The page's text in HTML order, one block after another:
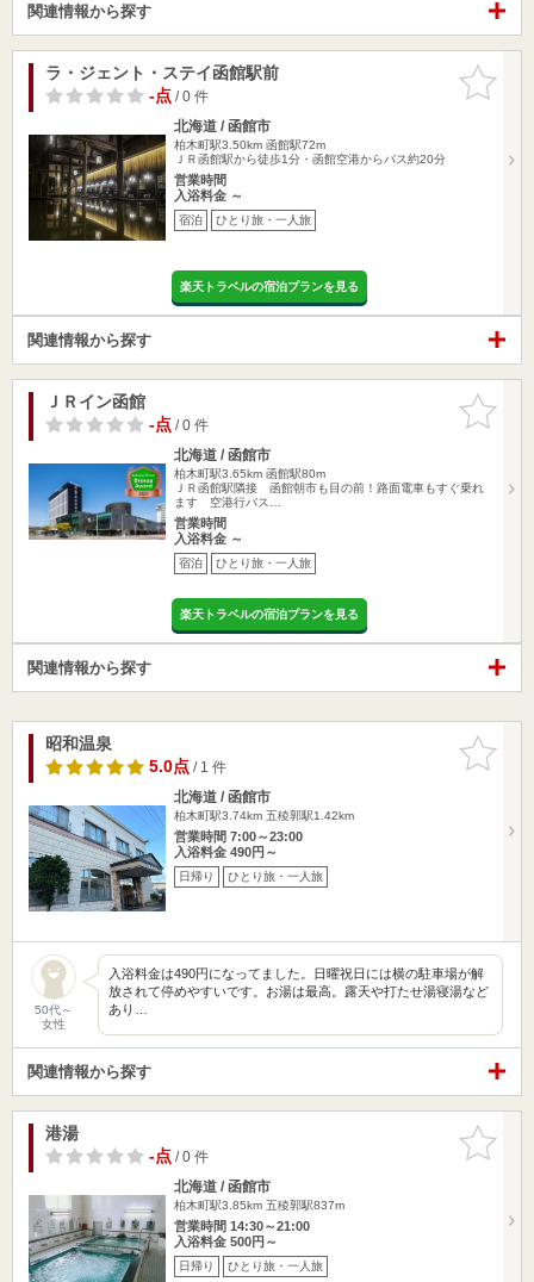
関連情報から探す
お気に入
りに追加
ラ・ジェント・ステイ函館駅前
-点/ 0 件
北海道 / 函館市
柏木町駅3.50km 函館駅72m
ＪＲ函館駅から徒歩1分・函館空港からバス約20分
営業時間
入浴料金 ～
宿泊 ひとり旅・一人旅
楽天トラベルの宿泊プランを見る
関連情報から探す
お気に入
りに追加
ＪＲイン函館
-点/ 0 件
北海道 / 函館市
柏木町駅3.65km 函館駅80m
ＪＲ函館駅隣接 函館朝市も目の前！路面電車もすぐ乗れ
ます 空港行バス…
営業時間
入浴料金 ～
宿泊 ひとり旅・一人旅
楽天トラベルの宿泊プランを見る
関連情報から探す
お気に入
りに追加
昭和温泉
5.0点/ 1 件
北海道 / 函館市
柏木町駅3.74km 五稜郭駅1.42km
営業時間 7:00～23:00
入浴料金 490円～
日帰り ひとり旅・一人旅
50代～
女性
入浴料金は490円になってました。日曜祝日には横の駐車場が解
放されて停めやすいです。お湯は最高。露天や打たせ湯寝湯など
あり…
関連情報から探す
お気に入
りに追加
港湯
-点/ 0 件
北海道 / 函館市
柏木町駅3.85km 五稜郭駅837m
営業時間 14:30～21:00
入浴料金 500円～
日帰り ひとり旅・一人旅